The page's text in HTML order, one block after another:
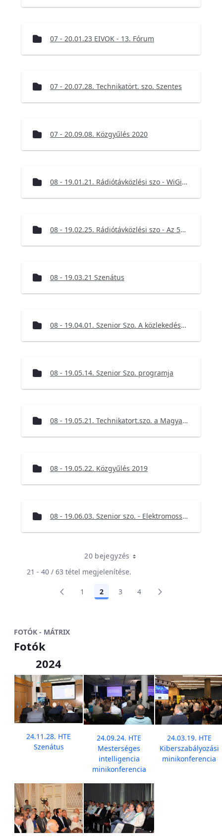
07 - 20.01.23 EIVOK - 13. Fórum
07 - 20.07.28. Technikatört. szo. Szentes
07 - 20.09.08. Közgyűlés 2020
08 - 19.01.21. Rádiótávközlési szo - WiGig az elméletben és a gyakorlatban
08 - 19.02.25. Rádiótávközlési szo - Az 5G már itt van
08 - 19.03.21 Szenátus
08 - 19.04.01. Szenior Szo. A közlekedés digitalizációja
08 - 19.05.14. Szenior Szo. programja
08 - 19.05.21. Technikatort.szo. a Magyar vasuttorteneti parkban
08 - 19.05.22. Közgyűlés 2019
08 - 19.06.03. Szenior szo. - Elektromosság nélkül nincs civilizált élet
20 bejegyzés
21 - 40 / 63 tétel megjelenítése.
Oldal
1 Oldal
2 Oldal
3 Oldal
4
FOTÓK - MÁTRIX
Fotók
2024
24.11.28. HTE
Szenátus
24.09.24. HTE
Mesterséges
intelligencia
minikonferencia
24.03.19. HTE
Kiberszabályozási
minikonferencia